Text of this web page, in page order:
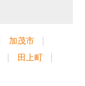
加茂市
田上町